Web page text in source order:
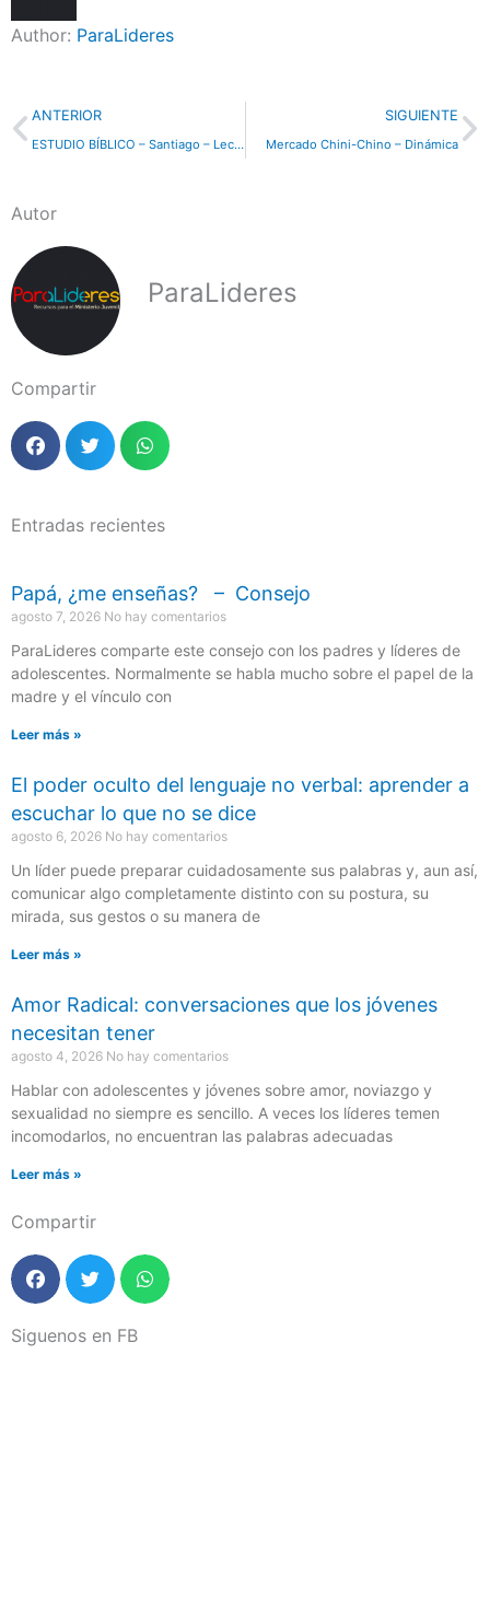
Author: ParaLideres
Previo
ANTERIOR
ESTUDIO BÍBLICO – Santiago – Lección 8
SIGUIENTE
Mercado Chini-Chino – Dinámica
Autor
ParaLideres
Compartir
Entradas recientes
Papá, ¿me enseñas? – Consejo
agosto 7, 2026 No hay comentarios
ParaLideres comparte este consejo con los padres y líderes de
adolescentes. Normalmente se habla mucho sobre el papel de la
madre y el vínculo con
Leer más »
El poder oculto del lenguaje no verbal: aprender a
escuchar lo que no se dice
agosto 6, 2026 No hay comentarios
Un líder puede preparar cuidadosamente sus palabras y, aun así,
comunicar algo completamente distinto con su postura, su
mirada, sus gestos o su manera de
Leer más »
Amor Radical: conversaciones que los jóvenes
necesitan tener
agosto 4, 2026 No hay comentarios
Hablar con adolescentes y jóvenes sobre amor, noviazgo y
sexualidad no siempre es sencillo. A veces los líderes temen
incomodarlos, no encuentran las palabras adecuadas
Leer más »
Compartir
Siguenos en FB